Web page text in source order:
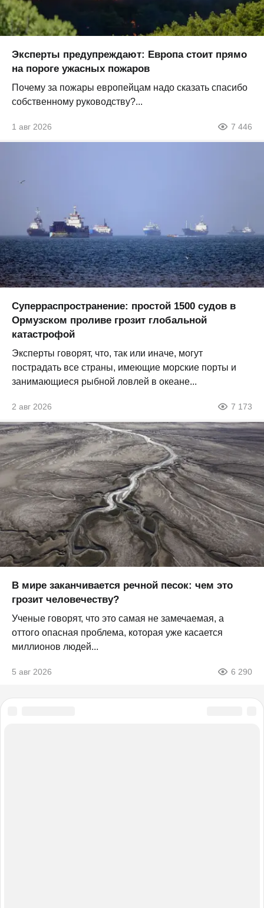
Эксперты предупреждают: Европа стоит прямо
на пороге ужасных пожаров
Почему за пожары европейцам надо сказать спасибо
собственному руководству?...
1 авг 2026 7 446
Суперраспространение: простой 1500 судов в
Ормузском проливе грозит глобальной
катастрофой
Эксперты говорят, что, так или иначе, могут
пострадать все страны, имеющие морские порты и
занимающиеся рыбной ловлей в океане...
2 авг 2026 7 173
В мире заканчивается речной песок: чем это
грозит человечеству?
Ученые говорят, что это самая не замечаемая, а
оттого опасная проблема, которая уже касается
миллионов людей...
5 авг 2026 6 290